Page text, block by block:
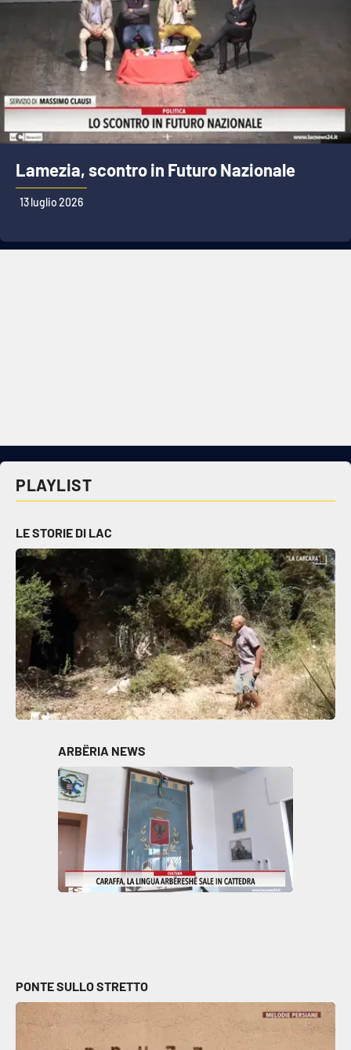
Lamezia, scontro in Futuro Nazionale
13 luglio 2026
PLAYLIST
LE STORIE DI LAC
ARBËRIA NEWS
PONTE SULLO STRETTO